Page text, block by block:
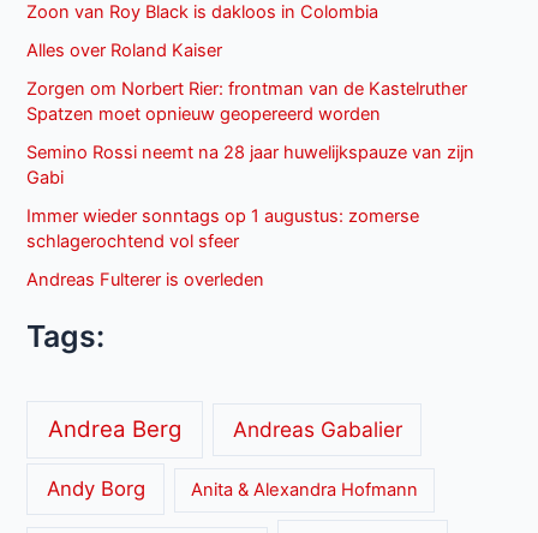
Zoon van Roy Black is dakloos in Colombia
Alles over Roland Kaiser
Zorgen om Norbert Rier: frontman van de Kastelruther
Spatzen moet opnieuw geopereerd worden
Semino Rossi neemt na 28 jaar huwelijkspauze van zijn
Gabi
Immer wieder sonntags op 1 augustus: zomerse
schlagerochtend vol sfeer
Andreas Fulterer is overleden
Tags:
Andrea Berg Andreas Gabalier
Andy Borg Anita & Alexandra Hofmann